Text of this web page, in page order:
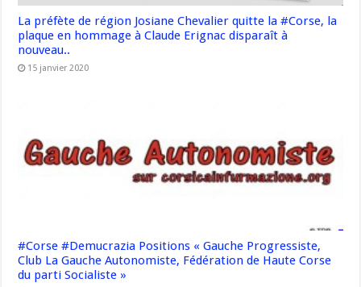
La préfète de région Josiane Chevalier quitte la #Corse, la
plaque en hommage à Claude Erignac disparaît à
nouveau..
15 janvier 2020
#Corse #Demucrazia Positions « Gauche Progressiste,
Club La Gauche Autonomiste, Fédération de Haute Corse
du parti Socialiste »